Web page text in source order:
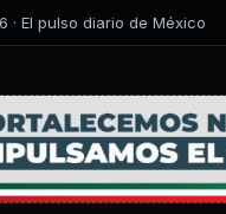
El pulso diario de México